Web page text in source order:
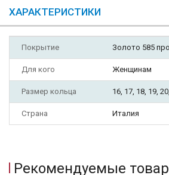
ХАРАКТЕРИСТИКИ
Покрытие Золото 585
Для кого Женщинам
Размер кольца 16, 17, 18, 19,
Страна Италия
Рекомендуемые